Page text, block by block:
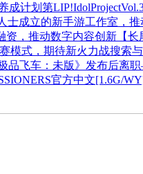
成计划第
士成立的新手游工作室，
资，推动数字内容创新【
模式，期待新火力战搜索
品飞车：未版》发布后离
官方中文[1.6G/